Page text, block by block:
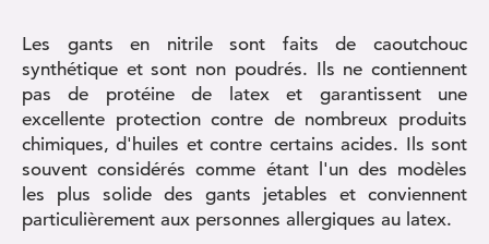
Les gants en nitrile sont faits de caoutchouc
synthétique et sont non poudrés. Ils ne contiennent
pas de protéine de latex et garantissent une
excellente protection contre de nombreux produits
chimiques, d'huiles et contre certains acides. Ils sont
souvent considérés comme étant l'un des modèles
les plus solide des gants jetables et conviennent
particulièrement aux personnes allergiques au latex.